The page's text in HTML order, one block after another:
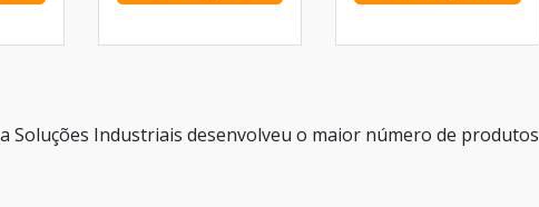
Soluções Industriais desenvolveu o maior número de produtos